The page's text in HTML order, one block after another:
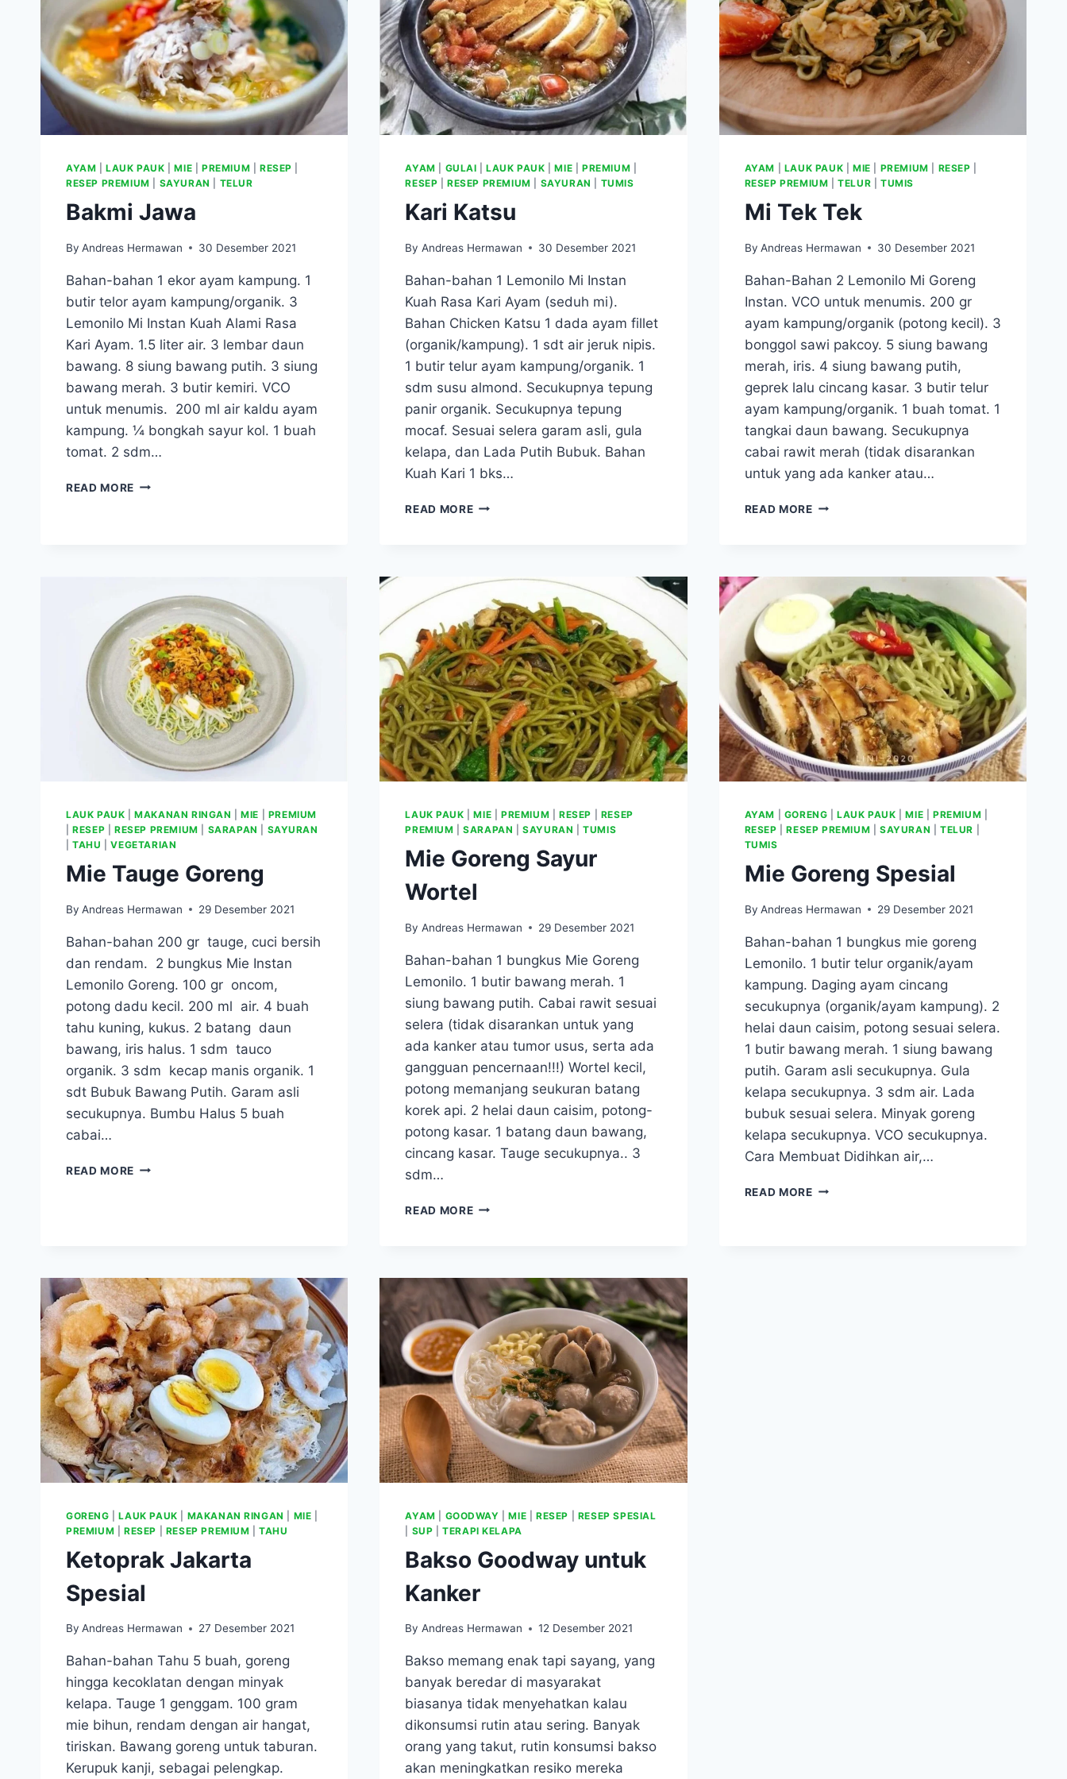
AYAM |LAUK PAUK |MIE PREMIUM RESEP
RESEP PREMIUM
SAYURAN TELUR
Bakmi Jawa
By Andreas Hermawan 30 Desember 2021
Bahan-bahan 1 ekor ayam kampung. 1
butir telor ayam kampung/organik. 3
Lemonilo Mi Instan Kuah Alami Rasa
Kari Ayam. 1.5 liter air. 3 lembar daun
bawang. 8 siung bawang putih. 3 siung
bawang merah. 3 butir kemiri. VCO
untuk menumis. 200 ml air kaldu ayam
kampung. ¼ bongkah sayur kol. 1 buah
tomat. 2 sdm…
READ MORE BAKMI
AYAM GULAI |LAUK PAUK |MIE |PREMIUM
RESEP |RESEP PREMIUM SAYURAN TUMIS
Kari Katsu
By Andreas Hermawan 30 Desember 2021
Bahan-bahan 1 Lemonilo Mi Instan
Kuah Rasa Kari Ayam (seduh mi).
Bahan Chicken Katsu 1 dada ayam fillet
(organik/kampung). 1 sdt air jeruk nipis.
1 butir telur ayam kampung/organik. 1
sdm susu almond. Secukupnya tepung
panir organik. Secukupnya tepung
mocaf. Sesuai selera garam asli, gula
kelapa, dan Lada Putih Bubuk. Bahan
Kuah Kari 1 bks…
READ MOREKARI
AYAM LAUK PAUK MIE PREMIUM RESEP
RESEP PREMIUM |TELUR TUMIS
Mi Tek Tek
By Andreas Hermawan 30 Desember 2021
Bahan-Bahan 2 Lemonilo Mi Goreng
Instan. VCO untuk menumis. 200 gr
ayam kampung/organik (potong kecil). 3
bonggol sawi pakcoy. 5 siung bawang
merah, iris. 4 siung bawang putih,
geprek lalu cincang kasar. 3 butir telur
ayam kampung/organik. 1 buah tomat. 1
tangkai daun bawang. Secukupnya
cabai rawit merah (tidak disarankan
untuk yang ada kanker atau…
READ MOREMI
LAUK PAUK |MAKANAN RINGAN |MIE
PREMIUM
|RESEP RESEP PREMIUM SARAPAN
SAYURAN
|TAHU |VEGETARIAN
Mie Tauge Goreng
By Andreas Hermawan 29 Desember 2021
Bahan-bahan 200 gr tauge, cuci bersih
dan rendam. 2 bungkus Mie Instan
Lemonilo Goreng. 100 gr oncom,
potong dadu kecil. 200 ml air. 4 buah
tahu kuning, kukus. 2 batang daun
bawang, iris halus. 1 sdm tauco
organik. 3 sdm kecap manis organik. 1
sdt Bubuk Bawang Putih. Garam asli
secukupnya. Bumbu Halus 5 buah
cabai…
READ MORE MIE
LAUK PAUK |MIE |PREMIUM |RESEP
RESEP
PREMIUM |SARAPAN |SAYURAN |TUMIS
Mie Goreng Sayur
Wortel
By Andreas Hermawan 29 Desember 2021
Bahan-bahan 1 bungkus Mie Goreng
Lemonilo. 1 butir bawang merah. 1
siung bawang putih. Cabai rawit sesuai
selera (tidak disarankan untuk yang
ada kanker atau tumor usus, serta ada
gangguan pencernaan!!!) Wortel kecil,
potong memanjang seukuran batang
korek api. 2 helai daun caisim, potong-
potong kasar. 1 batang daun bawang,
cincang kasar. Tauge secukupnya.. 3
sdm…
READ MOREMIE
AYAM GORENG |LAUK PAUK |MIE PREMIUM
RESEP |RESEP PREMIUM SAYURAN TELUR
TUMIS
Mie Goreng Spesial
By Andreas Hermawan 29 Desember 2021
Bahan-bahan 1 bungkus mie goreng
Lemonilo. 1 butir telur organik/ayam
kampung. Daging ayam cincang
secukupnya (organik/ayam kampung). 2
helai daun caisim, potong sesuai selera.
1 butir bawang merah. 1 siung bawang
putih. Garam asli secukupnya. Gula
kelapa secukupnya. 3 sdm air. Lada
bubuk sesuai selera. Minyak goreng
kelapa secukupnya. VCO secukupnya.
Cara Membuat Didihkan air,…
READ MOREMIE
GORENG |LAUK PAUK MAKANAN RINGAN MIE
PREMIUM
RESEP RESEP PREMIUM |TAHU
Ketoprak Jakarta
Spesial
By Andreas Hermawan 27 Desember 2021
Bahan-bahan Tahu 5 buah, goreng
hingga kecoklatan dengan minyak
kelapa. Tauge 1 genggam. 100 gram
mie bihun, rendam dengan air hangat,
tiriskan. Bawang goreng untuk taburan.
Kerupuk kanji, sebagai pelengkap.
AYAM GOODWAY |MIE |RESEP
RESEP SPESIAL
SUP |TERAPI KELAPA
Bakso Goodway untuk
Kanker
By Andreas Hermawan 12 Desember 2021
Bakso memang enak tapi sayang, yang
banyak beredar di masyarakat
biasanya tidak menyehatkan kalau
dikonsumsi rutin atau sering. Banyak
orang yang takut, rutin konsumsi bakso
akan meningkatkan resiko mereka